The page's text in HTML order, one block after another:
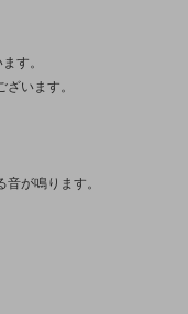
す。
います。
が鳴ります。